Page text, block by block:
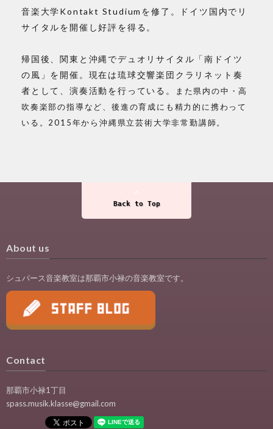
音楽大学Kontakt Studiumを修了。ドイツ国内で リ
サイタルを開催し好評を得る。
帰国後、関東と沖縄でデュオリサイタル「南ドイツ
の風」を開催。現在は琉球交響楽団クラリネット奏
者として、演奏活動を行っている。
また県内の中・高
吹奏楽部の指導など、後進の育成にも精力的に携わって
いる。2015年から沖縄県立芸術大学非常勤講師。
Back to Top
About us
シュパース音楽教室は那覇市小禄の音楽教室です。
Contact
那覇市小禄1丁目
spass.musik.klasse@gmail.com